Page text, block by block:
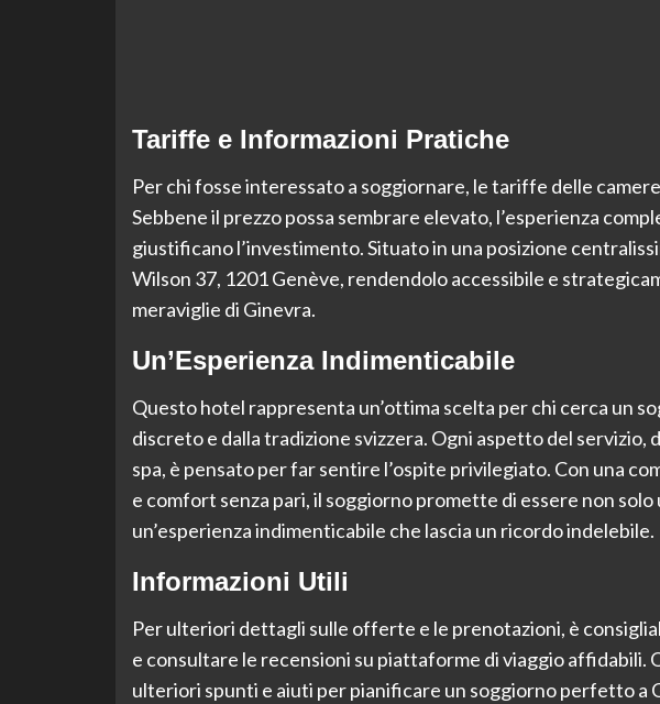
Tariffe e Informazioni Pratiche
Per chi fosse interessato a soggiornare, le tariffe delle
Sebbene il prezzo possa sembrare elevato, l’esperienza
giustificano l’investimento. Situato in una posizione
Wilson 37, 1201 Genève, rendendolo accessibile e
meraviglie di Ginevra.
Un’Esperienza Indimenticabile
Questo hotel rappresenta un’ottima scelta per chi cerca un
discreto e dalla tradizione svizzera. Ogni aspetto del servizio,
spa, è pensato per far sentire l’ospite privilegiato. Con una
e comfort senza pari, il soggiorno promette di essere non solo
un’esperienza indimenticabile che lascia un ricordo indelebile.
Informazioni Utili
Per ulteriori dettagli sulle offerte e le prenotazioni, è
e consultare le recensioni su piattaforme di viaggio affidabili.
ulteriori spunti e aiuti per pianificare un soggiorno perfetto a